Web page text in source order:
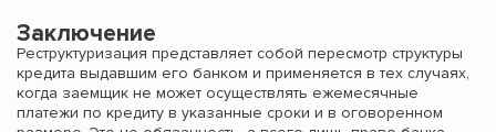
Заключение
Реструктуризация представляет собой пересмотр структуры
кредита выдавшим его банком и применяется в тех случаях,
когда заемщик не может осуществлять ежемесячные
платежи по кредиту в указанные сроки и в оговоренном